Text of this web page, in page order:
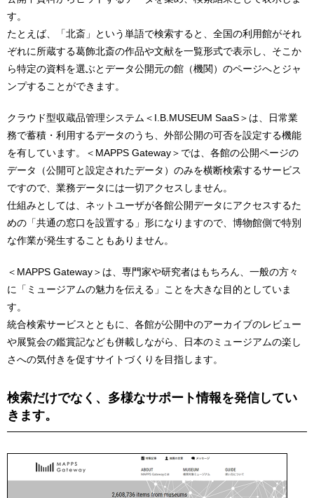
す。
たとえば、「北斎」という単語で検索すると、全国の利用館がそれ
ぞれに所蔵する葛飾北斎の作品や文献を一覧形式で表示し、そこか
ら特定の資料を選ぶとデータ公開元の館（機関）のページへとジャ
ンプすることができます。
クラウド型収蔵品管理システム＜I.B.MUSEUM SaaS＞は、日常業
務で蓄積・利用するデータのうち、外部公開の可否を設定する機能
を有しています。＜MAPPS Gateway＞では、各館の公開ページの
データ（公開可と設定されたデータ）のみを横断検索するサービス
ですので、業務データには一切アクセスしません。
仕組みとしては、ネットユーザが各館公開データにアクセスするた
めの「共通の窓口を設置する」形になりますので、博物館側で特別
な作業が発生することもありません。
＜MAPPS Gateway＞は、専門家や研究者はもちろん、一般の方々
に「ミュージアムの魅力を伝える」ことを大きな目的としていま
す。
統合検索サービスとともに、各館が公開中のアーカイブのレビュー
や展覧会の鑑賞記なども併載しながら、日本のミュージアムの楽し
さへの気付きを促すサイトづくりを目指します。
検索だけでなく、多様なサポート情報を発信してい
きます。